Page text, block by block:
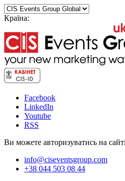
Країна:
Facebook
LinkedIn
Youtube
RSS
Ви можете авторизуватись на
info@ciseventsgroup.com
+38 044 503 08 44